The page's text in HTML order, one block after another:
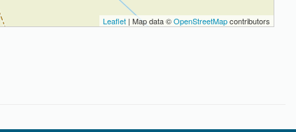
Leaflet | Map data ©OpenStreetMapcontributors